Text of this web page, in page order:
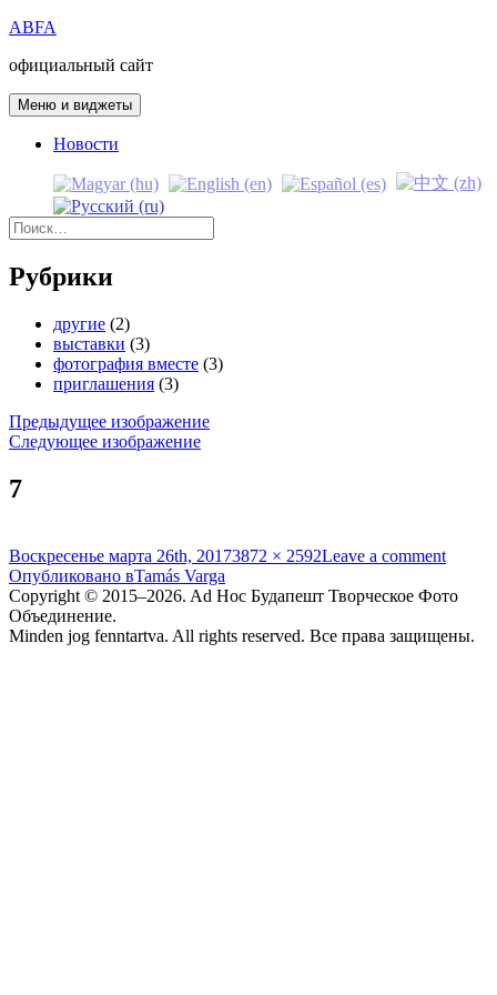
Перейти
содержимому
ABFA
официальный сайт
Меню и виджеты
Новости
Найти:
Рубрики
другие (2)
выставки (3)
фотография вместе (3)
приглашения (3)
Предыдущее изображение
Следующее изображение
7
Опубликовано
Воскресенье марта 26th, 2017Полный
3872 × 2592Leave a comment
Навигация
по
записям
Опубликовано вTamás Varga
Copyright © 2015–2026. Ad Hoc Будапешт Творческое Фото
Объединение.
Minden jog fenntartva. All rights reserved. Все права защищены.